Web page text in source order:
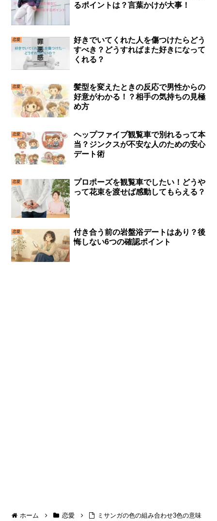
るポイントは？言葉かけが大事！
恋愛
好きでいてくれた人を傷つけたらどう
すべき？どうすればまた好きになって
くれる？
恋愛
髪型を変えたときの反応で男性からの
好意がわかる！？相手の気持ちの見極
め方
恋愛
ヘップファイブ観覧車で別れるって本
当？ジンクスが不安な人のための安心
デート術
恋愛
プロポーズを観覧車でしたい！どうや
って花束を渡せば感動してもらえる？
恋愛
付き合う前の岩盤浴デートはあり？後
悔しない6つの確認ポイント
ホーム 恋愛 ミサンガの色の組み合わせ3色の意味